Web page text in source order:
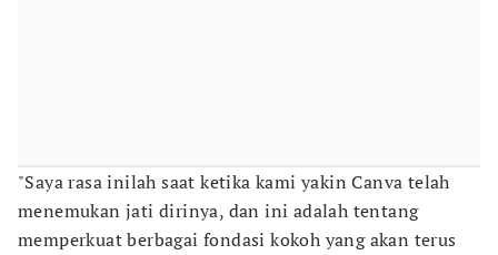
"Saya rasa inilah saat ketika kami yakin Canva telah
menemukan jati dirinya, dan ini adalah tentang
memperkuat berbagai fondasi kokoh yang akan terus